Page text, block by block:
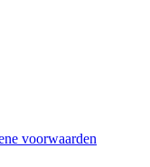
voorwaarden